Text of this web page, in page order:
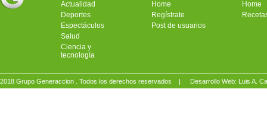
Actualidad
Deportes
Espectáculos
Salud
Ciencia y
tecnología
Home
Regístrate
Post de usuarios
Home
2018 Grupo Generaccion . Todos los derechos reservados | Desarrollo Web: Luis